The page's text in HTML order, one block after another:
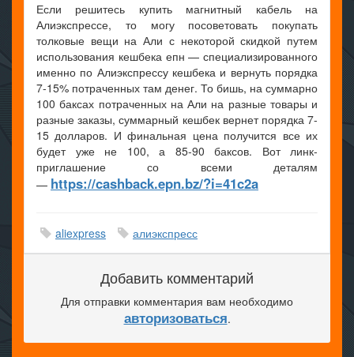
Если решитесь купить магнитный кабель на
Алиэкспрессе, то могу посоветовать покупать
толковые вещи на Али с некоторой скидкой путем
использования кешбека епн — специализированного
именно по Алиэкспрессу кешбека и вернуть порядка
7-15% потраченных там денег. То бишь, на суммарно
100 баксах потраченных на Али на разные товары и
разные заказы, суммарный кешбек вернет порядка 7-
15 долларов. И финальная цена получится все их
будет уже не 100, а 85-90 баксов. Вот линк-
приглашение со всеми деталям
— https://cashback.epn.bz/?i=41c2a
aliexpress алиэкспресс
Добавить комментарий
Для отправки комментария вам необходимо
авторизоваться.